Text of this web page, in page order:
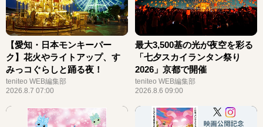
【愛知・日本モンキーパー
ク】花火やライトアップ、す
みっコぐらしと踊る夜！
teniteo WEB編集部
2026.8.7 07:00
最大3,500基の光が夜空を彩る
「七夕スカイランタン祭り
2026」京都で開催
teniteo WEB編集部
2026.8.6 09:00